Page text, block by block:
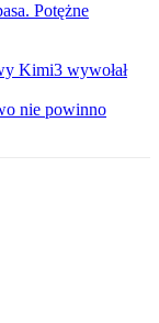
Potężne
Kimi3 wywołał
nie powinno